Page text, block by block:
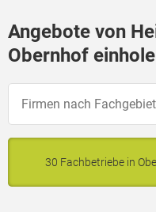
Angebote von
Obernhof
30 Fachbetriebe in